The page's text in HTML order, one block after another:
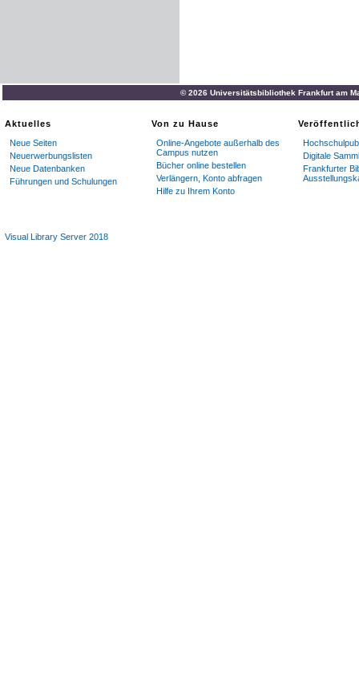
© 2026 Universitätsbibliothek Frankfurt am
Aktuelles
Neue Seiten
Neuerwerbungslisten
Neue Datenbanken
Führungen und Schulungen
Von zu Hause
Online-Angebote außerhalb des
Campus nutzen
Bücher online bestellen
Verlängern, Konto abfragen
Hilfe zu Ihrem Konto
Digitale
Frankfurter
Visual Library Server 2018